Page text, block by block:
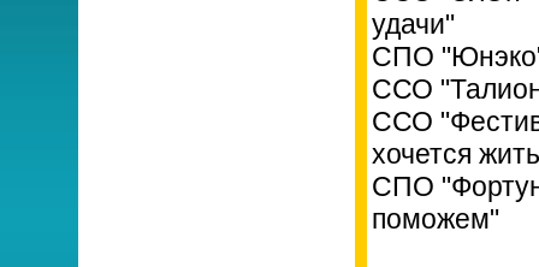
удачи"
СПО
ССО
ССО
хочется
СПО
поможем"